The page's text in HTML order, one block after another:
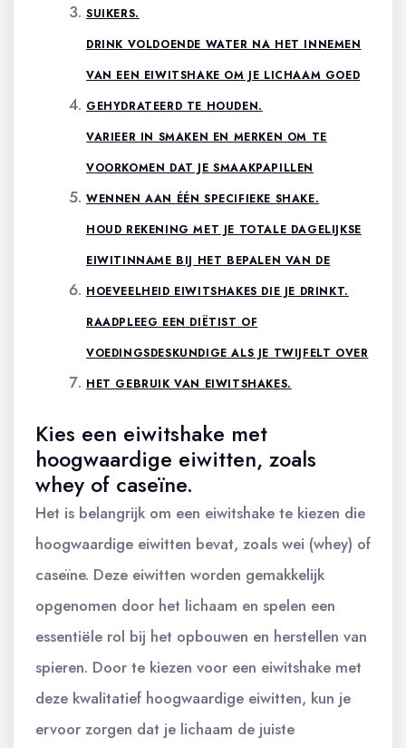
SUIKERS.
DRINK VOLDOENDE WATER NA HET INNEMEN
VAN EEN EIWITSHAKE OM JE LICHAAM GOED
GEHYDRATEERD TE HOUDEN.
VARIEER IN SMAKEN EN MERKEN OM TE
VOORKOMEN DAT JE SMAAKPAPILLEN
WENNEN AAN ÉÉN SPECIFIEKE SHAKE.
HOUD REKENING MET JE TOTALE DAGELIJKSE
EIWITINNAME BIJ HET BEPALEN VAN DE
HOEVEELHEID EIWITSHAKES DIE JE DRINKT.
RAADPLEEG EEN DIËTIST OF
VOEDINGSDESKUNDIGE ALS JE TWIJFELT OVER
HET GEBRUIK VAN EIWITSHAKES.
Kies een eiwitshake met
hoogwaardige eiwitten, zoals
whey of caseïne.
Het is belangrijk om een eiwitshake te kiezen die
hoogwaardige eiwitten bevat, zoals wei (whey) of
caseïne. Deze eiwitten worden gemakkelijk
opgenomen door het lichaam en spelen een
essentiële rol bij het opbouwen en herstellen van
spieren. Door te kiezen voor een eiwitshake met
deze kwalitatief hoogwaardige eiwitten, kun je
ervoor zorgen dat je lichaam de juiste